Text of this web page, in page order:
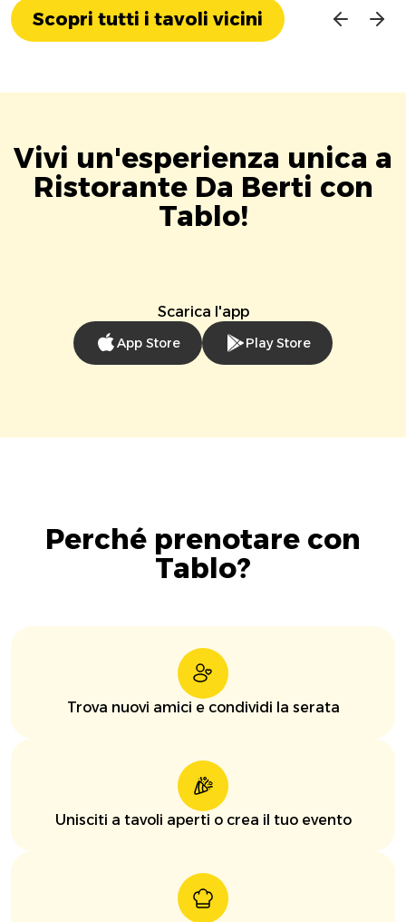
Scopri tutti i tavoli vicini
Vivi un'esperienza unica a
Ristorante Da Berti con
Tablo!
Scarica l'app
App Store Play Store
Perché prenotare con
Tablo?
Trova nuovi amici e condividi la serata
Unisciti a tavoli aperti o crea il tuo evento